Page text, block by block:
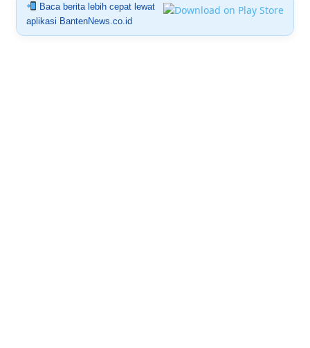
Baca berita lebih cepat lewat
aplikasi BantenNews.co.id